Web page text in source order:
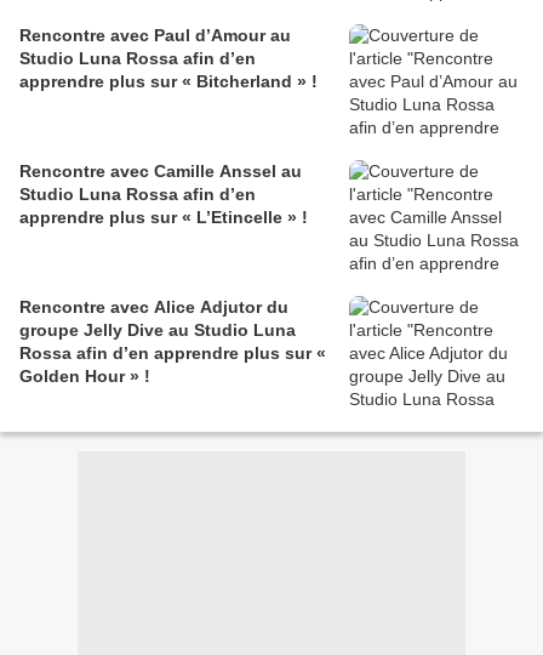
Rencontre avec Paul d’Amour au
Studio Luna Rossa afin d’en
apprendre plus sur « Bitcherland » !
Rencontre avec Camille Anssel au
Studio Luna Rossa afin d’en
apprendre plus sur « L’Etincelle » !
Rencontre avec Alice Adjutor du
groupe Jelly Dive au Studio Luna
Rossa afin d’en apprendre plus sur «
Golden Hour » !